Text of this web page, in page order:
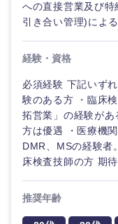
営業
サービス
クリエイ
ティブ
コンサル
タント
専門職
サービス
クリエイティブ
コンサルタント
専門職
技術職（IT）、
技術職（モノづ
金融専門職
メディカル
金融
建設・不動産
倉庫・運輸
茨城県
群馬県
千葉県
神奈川県
甲信越・北陸
急募
上場企業
外資系企業
転勤なし
への直接営業及び特
引き合い管理)によ
経験・資格
必須経験 下記いず
験のある方 ・臨床
拓営業」の経験が
方は優遇 ・医療機
DMR、MSの経験者
床検査技師の方 期
推奨年齢